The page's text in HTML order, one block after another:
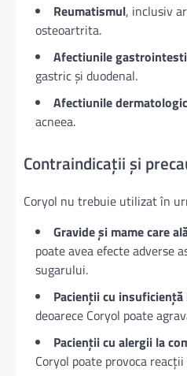
Reumatismul, inclusiv
osteoartrita.
Afectiunile
gastric și duodenal.
Afectiunile
acneea.
Contraindicații și
Coryol nu trebuie utilizat în
Gravide și mame care
poate avea efecte adverse
sugarului.
Pacienții cu
deoarece Coryol poate
Pacienții cu alergii la
Coryol poate provoca